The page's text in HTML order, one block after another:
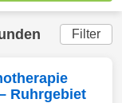
Filter
Ruhrgebiet